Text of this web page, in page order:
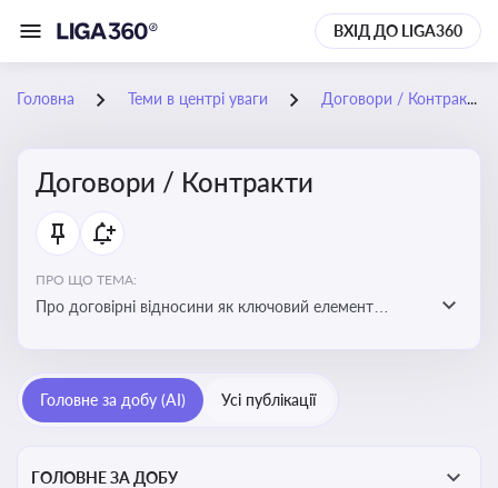
ВХІД ДО LIGA360
Головна Теми в центрі уваги Договори / Контракти
Договори / Контракти
ПРО ЩО ТЕМА:
Про договірні відносини як ключовий елемент
зобов’язань за договором та розірвання договору
Головне за добу (AI) Усі публікації
ГОЛОВНЕ ЗА ДОБУ